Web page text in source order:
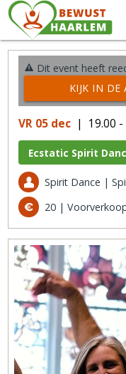
Dit event heeft
KIJK IN DE
VR 05 dec | 19.00 -
Ecstatic Spirit
Spirit Dance |
20 |